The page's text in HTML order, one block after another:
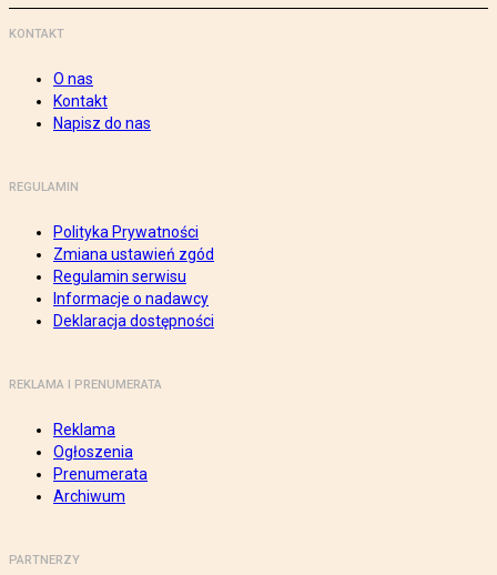
KONTAKT
O nas
Kontakt
Napisz do nas
REGULAMIN
Polityka Prywatności
Zmiana ustawień zgód
Regulamin serwisu
Informacje o nadawcy
Deklaracja dostępności
REKLAMA I PRENUMERATA
Reklama
Ogłoszenia
Prenumerata
Archiwum
PARTNERZY